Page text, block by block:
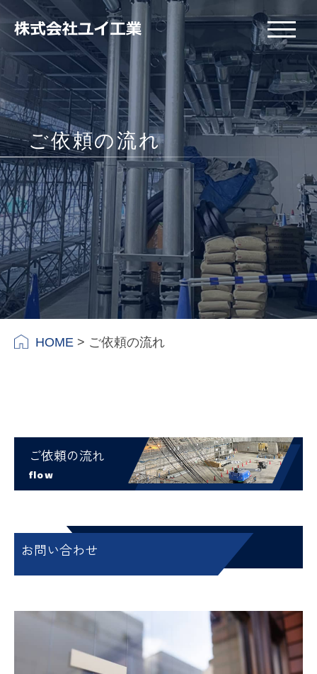
HOME
仕事内容
施工事例
工事について
会社紹介
採用情報
お問い合わせ
ご依頼の流れ
HOME > ご依頼の流れ
ご依頼の流れ
flow
お問い合わせ